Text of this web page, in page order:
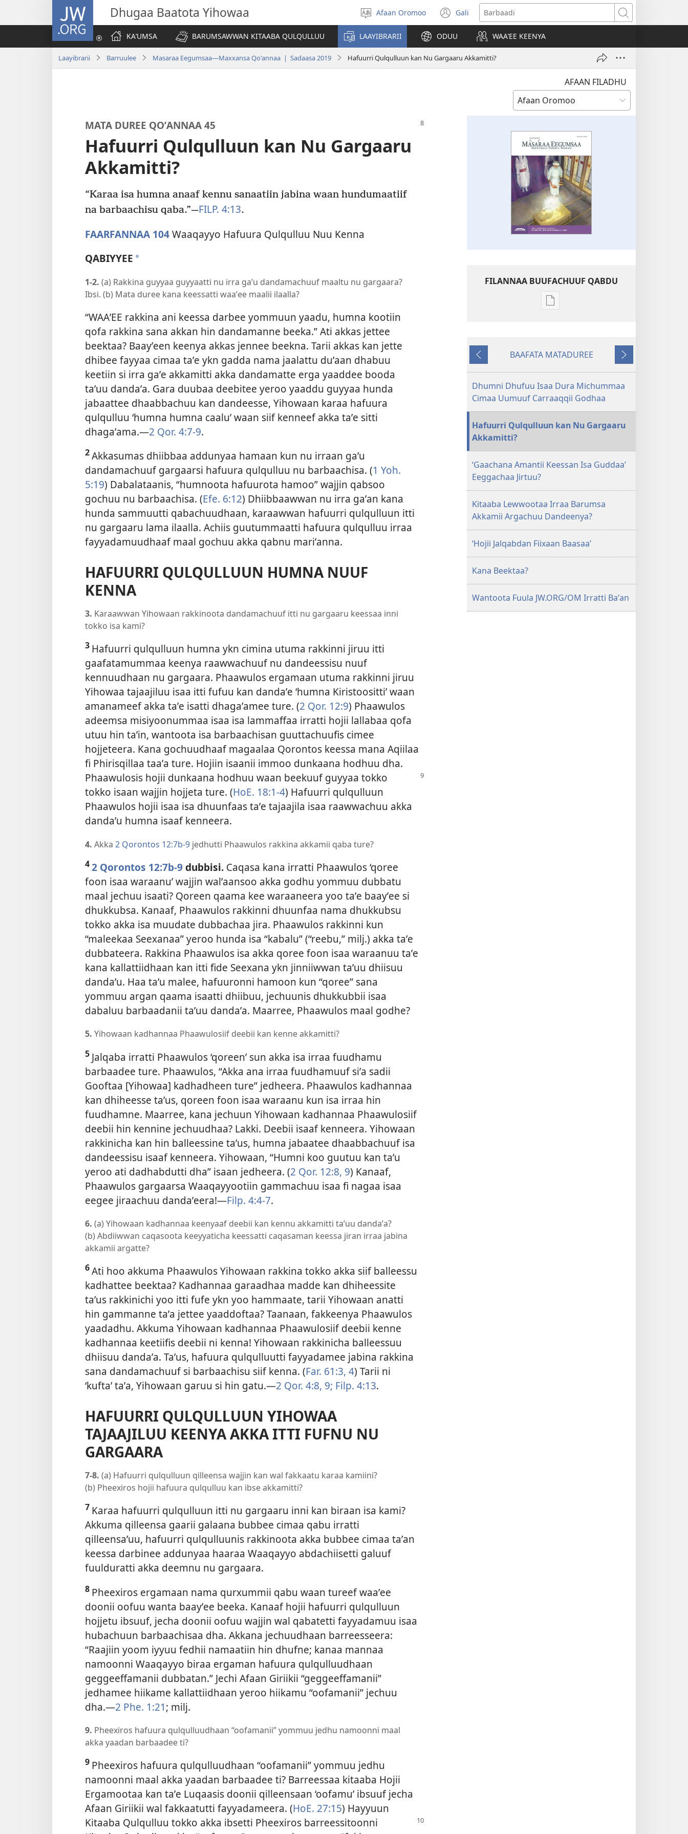
JW.ORG Dhugaa Baatota Yihowaa
Afaan
filadhu
Afaan Oromoo Gali
(opens
new
window)
Barbaadi
KAʼUMSA
BARUMSAWWAN KITAABA QULQULLUU LAAYIBRARII ODUU WAAʼEE KEENYA
Laayibrarii Barruulee Masaraa Eegumsaa—Maxxansa Qo'annaa | Sadaasa 2019 Hafuurri Qulqulluun kan Nu Gargaaru Akkamitti?
AFAAN FILADHU
MATA DUREE QOʼANNAA 45
Hafuurri Qulqulluun kan Nu Gargaaru
Akkamitti?
“Karaa isa humna anaaf kennu sanaatiin jabina waan hundumaatiif
na barbaachisu qaba.”—FILP. 4:13.
FAARFANNAA 104Waaqayyo Hafuura Qulqulluu Nuu Kenna
QABIYYEE *
1-2. (a) Rakkina guyyaa guyyaatti nu irra gaʼu dandamachuuf maaltu nu gargaara?
Ibsi. (b) Mata duree kana keessatti waaʼee maalii ilaalla?
“WAAʼEE rakkina ani keessa darbee yommuun yaadu, humna kootiin
qofa rakkina sana akkan hin dandamanne beeka.” Ati akkas jettee
beektaa? Baayʼeen keenya akkas jennee beekna. Tarii akkas kan jette
dhibee fayyaa cimaa taʼe ykn gadda nama jaalattu duʼaan dhabuu
keetiin si irra gaʼe akkamitti akka dandamatte erga yaaddee booda
taʼuu dandaʼa. Gara duubaa deebitee yeroo yaaddu guyyaa hunda
jabaattee dhaabbachuu kan dandeesse, Yihowaan karaa hafuura
qulqulluu ‘humna humna caalu’ waan siif kenneef akka taʼe sitti
dhagaʼama.—2 Qor. 4:7-9.
2Akkasumas dhiibbaa addunyaa hamaan kun nu irraan gaʼu
dandamachuuf gargaarsi hafuura qulqulluu nu barbaachisa. (1 Yoh.
5:19) Dabalataanis, “humnoota hafuurota hamoo” wajjin qabsoo
gochuu nu barbaachisa. (Efe. 6:12) Dhiibbaawwan nu irra gaʼan kana
hunda sammuutti qabachuudhaan, karaawwan hafuurri qulqulluun itti
nu gargaaru lama ilaalla. Achiis guutummaatti hafuura qulqulluu irraa
fayyadamuudhaaf maal gochuu akka qabnu mariʼanna.
HAFUURRI QULQULLUUN HUMNA NUUF
KENNA
3. Karaawwan Yihowaan rakkinoota dandamachuuf itti nu gargaaru keessaa inni
tokko isa kami?
3 Hafuurri qulqulluun humna ykn cimina utuma rakkinni jiruu itti
gaafatamummaa keenya raawwachuuf nu dandeessisu nuuf
kennuudhaan nu gargaara. Phaawulos ergamaan utuma rakkinni jiruu
Yihowaa tajaajiluu isaa itti fufuu kan dandaʼe ‘humna Kiristoositti’ waan
amanameef akka taʼe isatti dhagaʼamee ture. (2 Qor. 12:9) Phaawulos
adeemsa misiyoonummaa isaa isa lammaffaa irratti hojii lallabaa qofa
utuu hin taʼin, wantoota isa barbaachisan guuttachuufis cimee
hojjeteera. Kana gochuudhaaf magaalaa Qorontos keessa mana Aqiilaa
fi Phirisqillaa taaʼa ture. Hojiin isaanii immoo dunkaana hodhuu dha.
Phaawulosis hojii dunkaana hodhuu waan beekuuf guyyaa tokko
tokko isaan wajjin hojjeta ture. (HoE. 18:1-4) Hafuurri qulqulluun
Phaawulos hojii isaa isa dhuunfaas taʼe tajaajila isaa raawwachuu akka
dandaʼu humna isaaf kenneera.
4. Akka 2 Qorontos 12:7b-9 jedhutti Phaawulos rakkina akkamii qaba ture?
42 Qorontos 12:7b-9 dubbisi. Caqasa kana irratti Phaawulos ‘qoree
foon isaa waraanu’ wajjin walʼaansoo akka godhu yommuu dubbatu
maal jechuu isaati? Qoreen qaama kee waraaneera yoo taʼe baayʼee si
dhukkubsa. Kanaaf, Phaawulos rakkinni dhuunfaa nama dhukkubsu
tokko akka isa muudate dubbachaa jira. Phaawulos rakkinni kun
“maleekaa Seexanaa” yeroo hunda isa “kabalu” (“reebu,” milj.) akka taʼe
dubbateera. Rakkina Phaawulos isa akka qoree foon isaa waraanuu taʼe
kana kallattiidhaan kan itti fide Seexana ykn jinniiwwan taʼuu dhiisuu
dandaʼu. Haa taʼu malee, hafuuronni hamoon kun “qoree” sana
yommuu argan qaama isaatti dhiibuu, jechuunis dhukkubbii isaa
dabaluu barbaadanii taʼuu dandaʼa. Maarree, Phaawulos maal godhe?
5. Yihowaan kadhannaa Phaawulosiif deebii kan kenne akkamitti?
5 Jalqaba irratti Phaawulos ‘qoreen’ sun akka isa irraa fuudhamu
barbaadee ture. Phaawulos, “Akka ana irraa fuudhamuuf siʼa sadii
Gooftaa [Yihowaa] kadhadheen ture” jedheera. Phaawulos kadhannaa
kan dhiheesse taʼus, qoreen foon isaa waraanu kun isa irraa hin
fuudhamne. Maarree, kana jechuun Yihowaan kadhannaa Phaawulosiif
deebii hin kennine jechuudhaa? Lakki. Deebii isaaf kenneera. Yihowaan
rakkinicha kan hin balleessine taʼus, humna jabaatee dhaabbachuuf isa
dandeessisu isaaf kenneera. Yihowaan, “Humni koo guutuu kan taʼu
yeroo ati dadhabdutti dha” isaan jedheera. (2 Qor. 12:8, 9) Kanaaf,
Phaawulos gargaarsa Waaqayyootiin gammachuu isaa fi nagaa isaa
eegee jiraachuu dandaʼeera!—Filp. 4:4-7.
6. (a) Yihowaan kadhannaa keenyaaf deebii kan kennu akkamitti taʼuu dandaʼa?
(b) Abdiiwwan caqasoota keeyyaticha keessatti caqasaman keessa jiran irraa jabina
akkamii argatte?
6Ati hoo akkuma Phaawulos Yihowaan rakkina tokko akka siif balleessu
kadhattee beektaa? Kadhannaa garaadhaa madde kan dhiheessite
taʼus rakkinichi yoo itti fufe ykn yoo hammaate, tarii Yihowaan anatti
hin gammanne taʼa jettee yaaddoftaa? Taanaan, fakkeenya Phaawulos
yaadadhu. Akkuma Yihowaan kadhannaa Phaawulosiif deebii kenne
kadhannaa keetiifis deebii ni kenna! Yihowaan rakkinicha balleessuu
dhiisuu dandaʼa. Taʼus, hafuura qulqulluutti fayyadamee jabina rakkina
sana dandamachuuf si barbaachisu siif kenna. (Far. 61:3, 4) Tarii ni
‘kufta’ taʼa, Yihowaan garuu si hin gatu.—2 Qor. 4:8, 9; Filp. 4:13.
HAFUURRI QULQULLUUN YIHOWAA
TAJAAJILUU KEENYA AKKA ITTI FUFNU NU
GARGAARA
7-8. (a) Hafuurri qulqulluun qilleensa wajjin kan wal fakkaatu karaa kamiini?
(b) Pheexiros hojii hafuura qulqulluu kan ibse akkamitti?
7 Karaa hafuurri qulqulluun itti nu gargaaru inni kan biraan isa kami?
Akkuma qilleensa gaarii galaana bubbee cimaa qabu irratti
qilleensaʼuu, hafuurri qulqulluunis rakkinoota akka bubbee cimaa taʼan
keessa darbinee addunyaa haaraa Waaqayyo abdachiisetti galuuf
fuulduratti akka deemnu nu gargaara.
8 Pheexiros ergamaan nama qurxummii qabu waan tureef waaʼee
doonii oofuu wanta baayʼee beeka. Kanaaf hojii hafuurri qulqulluun
hojjetu ibsuuf, jecha doonii oofuu wajjin wal qabatetti fayyadamuu isaa
hubachuun barbaachisaa dha. Akkana jechuudhaan barreesseera:
“Raajiin yoom iyyuu fedhii namaatiin hin dhufne; kanaa mannaa
namoonni Waaqayyo biraa ergaman hafuura qulqulluudhaan
geggeeffamanii dubbatan.” Jechi Afaan Giriikii “geggeeffamanii”
jedhamee hiikame kallattiidhaan yeroo hiikamu “oofamanii” jechuu
dha.—2 Phe. 1:21; milj.
9. Pheexiros hafuura qulqulluudhaan “oofamanii” yommuu jedhu namoonni maal
akka yaadan barbaadee ti?
9 Pheexiros hafuura qulqulluudhaan “oofamanii” yommuu jedhu
namoonni maal akka yaadan barbaadee ti? Barreessaa kitaaba Hojii
Ergamootaa kan taʼe Luqaasis doonii qilleensaan ‘oofamu’ ibsuuf jecha
Afaan Giriikii wal fakkaatutti fayyadameera. (HoE. 27:15) Hayyuun
Kitaaba Qulqulluu tokko akka ibsetti Pheexiros barreessitoonni
FILANNAA BUUFACHUUF QABDU
Filannaawwan
MASARAA
—
MAXXANSA
QOʼANNAA
Deebiʼi
BAAFATA MATADUREE
Itti
Fufi
Dhumni Dhufuu Isaa Dura Michummaa
Cimaa Uumuuf Carraaqqii Godhaa
Hafuurri Qulqulluun kan Nu Gargaaru
Akkamitti?
‘Gaachana Amantii Keessan Isa Guddaa’
Eeggachaa Jirtuu?
Kitaaba Lewwootaa Irraa Barumsa
Akkamii Argachuu Dandeenya?
‘Hojii Jalqabdan Fiixaan Baasaa’
Kana Beektaa?
Wantoota Fuula JW.ORG/OM Irratti Baʼan